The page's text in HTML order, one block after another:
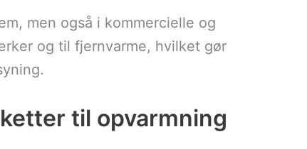
men også i kommercielle og
og til fjernvarme, hvilket gør
til opvarmning